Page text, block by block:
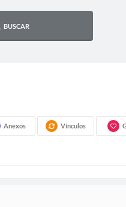
BUSCAR
Anexos Vínculos